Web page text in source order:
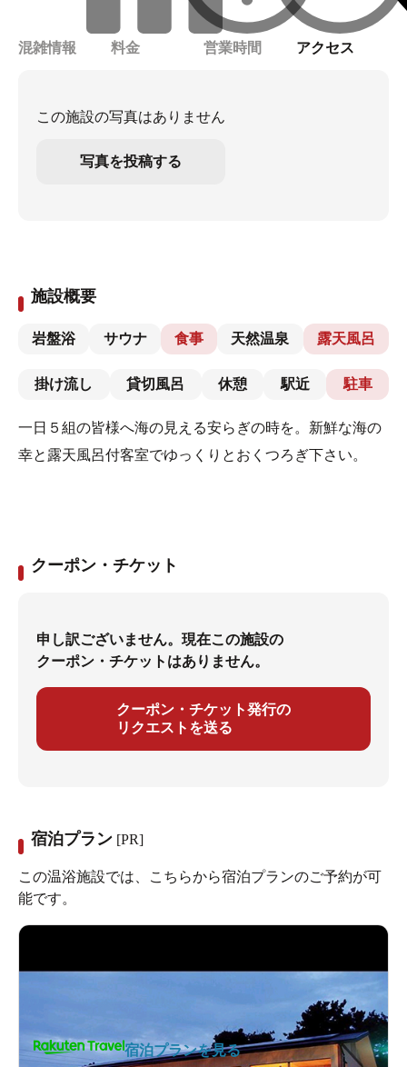
混雑情報 料金 営業時間 アクセス
この施設の写真はありません
写真を投稿する
施設概要
岩盤浴 サウナ 食事 天然温泉 露天風呂
掛け流し 貸切風呂 休憩 駅近 駐車
一日５組の皆様へ海の見える安らぎの時を。新鮮な海の
幸と露天風呂付客室でゆっくりとおくつろぎ下さい。
クーポン・チケット
申し訳ございません。現在この施設の
クーポン・チケットはありません。
クーポン・チケット発行の
リクエストを送る
宿泊プラン [PR]
この温浴施設では、こちらから宿泊プランのご予約が可
能です。
宿泊プランを見る